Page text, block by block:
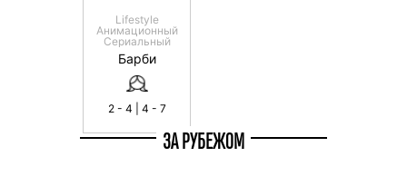
Lifestyle
Анимационный
Сериальный
Барби
2 - 4 | 4 - 7
ЗА РУБЕЖОМ